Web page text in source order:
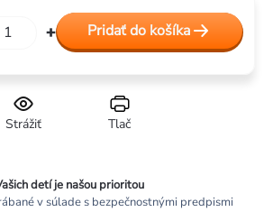
Tlač
Strážiť
Pridať do košíka
detí je našou prioritou
v súlade s bezpečnostnými predpismi